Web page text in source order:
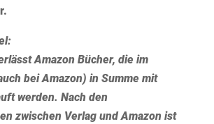
Amazon Bücher, die im
bei Amazon) in Summe mit
werden. Nach den
zwischen Verlag und Amazon ist